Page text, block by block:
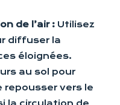
de l’air : Utilisez
diffuser la
éloignées.
au sol pour
repousser vers le